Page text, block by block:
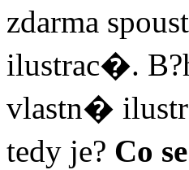
zdarma
ilustrac�.
vlastn�
tedy je? Co